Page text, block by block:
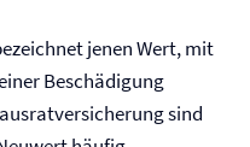
jenen Wert, mit
Beschädigung
sind